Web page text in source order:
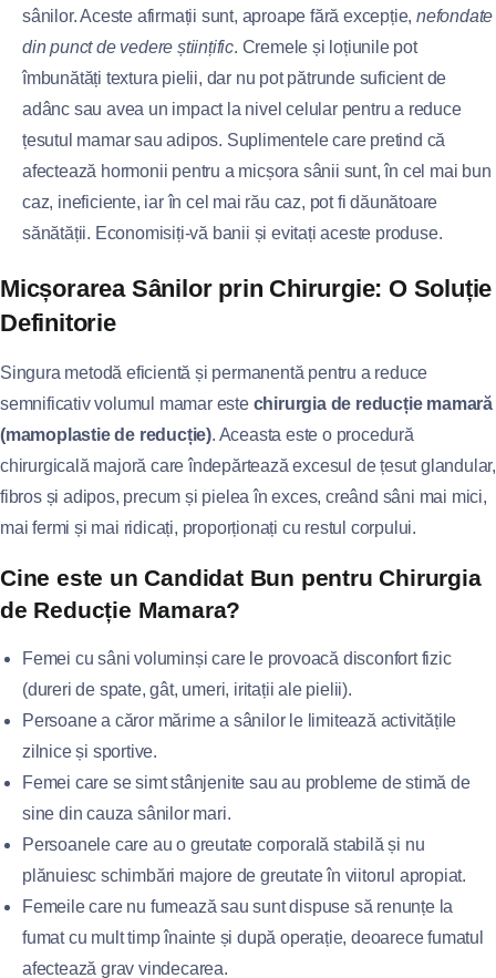
sânilor. Aceste afirmații sunt, aproape fără excepție, nefondate
din punct de vedere științific. Cremele și loțiunile pot
îmbunătăți textura pielii, dar nu pot pătrunde suficient de
adânc sau avea un impact la nivel celular pentru a reduce
țesutul mamar sau adipos. Suplimentele care pretind că
afectează hormonii pentru a micșora sânii sunt, în cel mai bun
caz, ineficiente, iar în cel mai rău caz, pot fi dăunătoare
sănătății. Economisiți-vă banii și evitați aceste produse.
Micșorarea Sânilor prin Chirurgie: O Soluție
Definitorie
Singura metodă eficientă și permanentă pentru a reduce
semnificativ volumul mamar este chirurgia de reducție mamară
(mamoplastie de reducție). Aceasta este o procedură
chirurgicală majoră care îndepărtează excesul de țesut glandular,
fibros și adipos, precum și pielea în exces, creând sâni mai mici,
mai fermi și mai ridicați, proporționați cu restul corpului.
Cine este un Candidat Bun pentru Chirurgia
de Reducție Mamara?
Femei cu sâni voluminși care le provoacă disconfort fizic
(dureri de spate, gât, umeri, iritații ale pielii).
Persoane a căror mărime a sânilor le limitează activitățile
zilnice și sportive.
Femei care se simt stânjenite sau au probleme de stimă de
sine din cauza sânilor mari.
Persoanele care au o greutate corporală stabilă și nu
plănuiesc schimbări majore de greutate în viitorul apropiat.
Femeile care nu fumează sau sunt dispuse să renunțe la
fumat cu mult timp înainte și după operație, deoarece fumatul
afectează grav vindecarea.